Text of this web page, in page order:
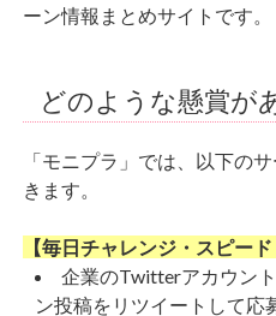
ーン情報まとめサイトです。
どのような懸賞が
「モニプラ」では、以下の
きます。
【毎日チャレンジ・スピード
企業のTwitterアカウン
ン投稿をリツイートして応